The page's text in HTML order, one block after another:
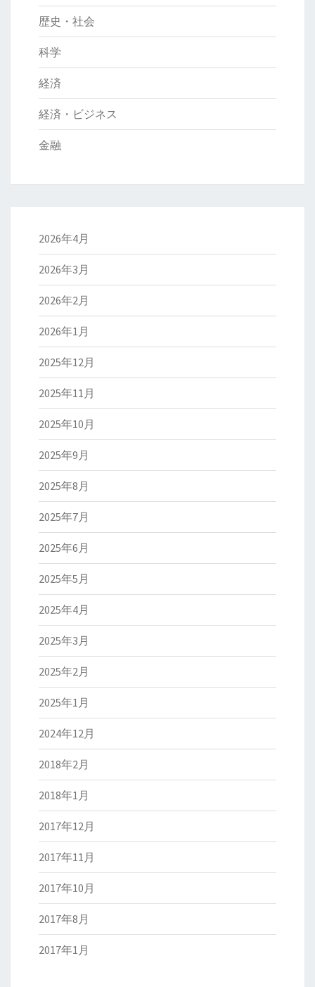
歴史・社会
科学
経済
経済・ビジネス
金融
2026年4月
2026年3月
2026年2月
2026年1月
2025年12月
2025年11月
2025年10月
2025年9月
2025年8月
2025年7月
2025年6月
2025年5月
2025年4月
2025年3月
2025年2月
2025年1月
2024年12月
2018年2月
2018年1月
2017年12月
2017年11月
2017年10月
2017年8月
2017年1月